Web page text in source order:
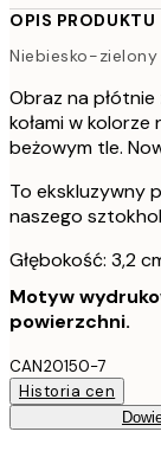
OPIS PRODUKTU
Niebiesko-zielony
Obraz na
kołami w kolorze
beżowym tle.
To ekskluzywny
naszego
Głębokość: 3,2
Motyw
powierzchni.
CAN20150-7
Historia cen